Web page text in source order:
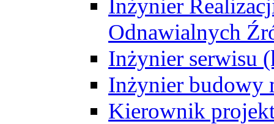
Inżynier
Odnawialnych
Inżynier serwisu
Inżynier budowy
Kierownik